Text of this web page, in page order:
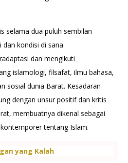
selama dua puluh sembilan
dan kondisi di sana
dan mengikuti
islamologi, filsafat, ilmu bahasa,
sosial dunia Barat. Kesadaran
dengan unsur positif dan kritis
membuatnya dikenal sebagai
tentang Islam.
yang Kalah